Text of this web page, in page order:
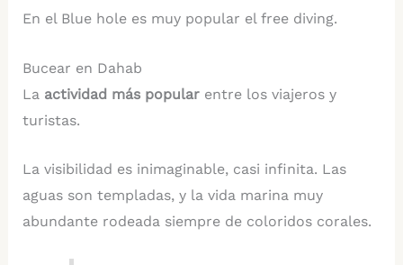
En el Blue hole es muy popular el free diving.
Bucear en Dahab
La actividad más popularentre los viajeros y
turistas.
La visibilidad es inimaginable, casi infinita. Las
aguas son templadas, y la vida marina muy
abundante rodeada siempre de coloridos corales.